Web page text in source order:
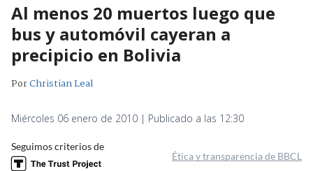
Al menos 20 muertos luego que
bus y automóvil cayeran a
precipicio en Bolivia
PorChristian Leal
Miércoles 06 enero de 2010 | Publicado a las 12:30
Seguimos criterios de
Ética y transparencia de BBCL